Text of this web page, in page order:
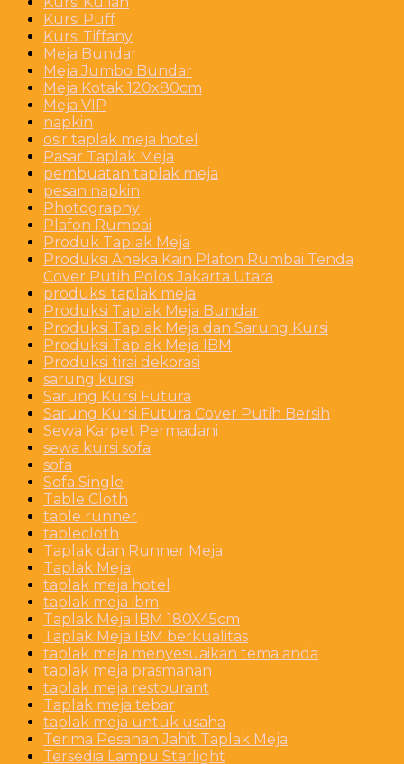
Kursi Puff
Kursi Tiffany
Meja Bundar
Meja Jumbo Bundar
Meja Kotak 120x80cm
Meja VIP
napkin
osir taplak meja hotel
Pasar Taplak Meja
pembuatan taplak meja
pesan napkin
Photography
Plafon Rumbai
Produk Taplak Meja
Produksi Aneka Kain Plafon Rumbai Tenda
Cover Putih Polos Jakarta Utara
produksi taplak meja
Produksi Taplak Meja Bundar
Produksi Taplak Meja dan Sarung Kursi
Produksi Taplak Meja IBM
Produksi tirai dekorasi
sarung kursi
Sarung Kursi Futura
Sarung Kursi Futura Cover Putih Bersih
Sewa Karpet Permadani
sewa kursi sofa
sofa
Sofa Single
Table Cloth
table runner
tablecloth
Taplak dan Runner Meja
Taplak Meja
taplak meja hotel
taplak meja ibm
Taplak Meja IBM 180X45cm
Taplak Meja IBM berkualitas
taplak meja menyesuaikan tema anda
taplak meja prasmanan
taplak meja restourant
Taplak meja tebar
taplak meja untuk usaha
Terima Pesanan Jahit Taplak Meja
Tersedia Lampu Starlight